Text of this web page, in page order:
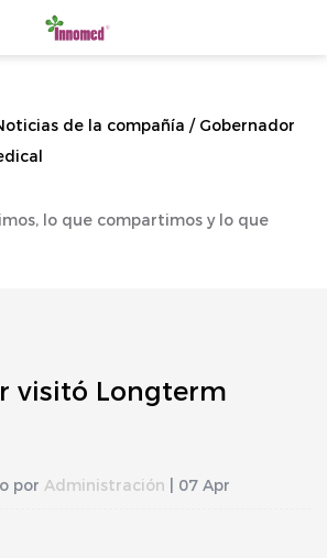
de la compañía / Gobernador
lo que compartimos y lo que
visitó Longterm
por Administración | 07 Apr